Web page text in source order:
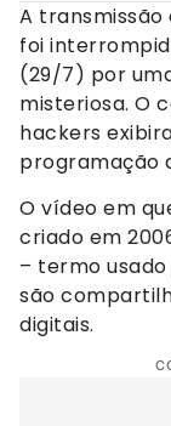
A transmissão
foi
(29/7) por
misteriosa. O
hackers
programação
O vídeo em
criado em
– termo
são
digitais.